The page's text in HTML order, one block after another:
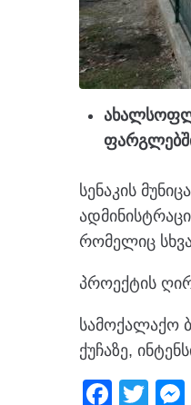
სენაკის
რომელიც
პროექტის
სამოქალაქო
ქუჩაზე,
F
T